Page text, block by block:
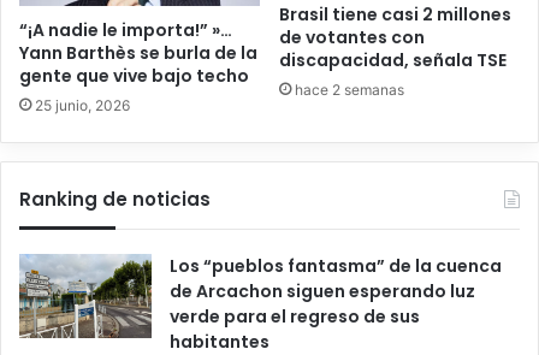
“¡A nadie le importa!” »…
Yann Barthès se burla de la
gente que vive bajo techo
25 junio, 2026
Brasil tiene casi 2 millones
de votantes con
discapacidad, señala TSE
hace 2 semanas
Ranking de noticias
Los “pueblos fantasma” de la cuenca
de Arcachon siguen esperando luz
verde para el regreso de sus
habitantes